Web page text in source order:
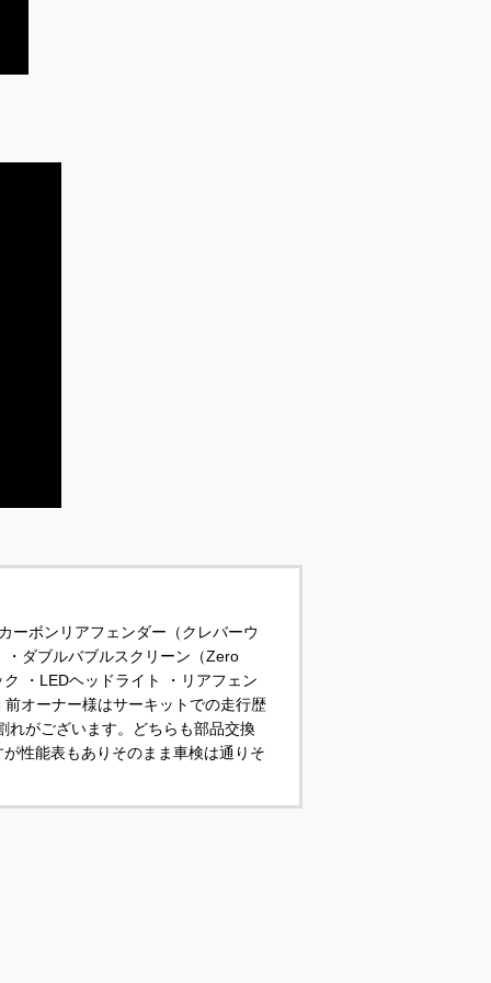
ボンリアフェンダー（クレバーウ
ダブルバブルスクリーン（Zero
・LEDヘッドライト ・リアフェン
オーナー様はサーキットでの走行歴
れがございます。どちらも部品交換
性能表もありそのまま車検は通りそ